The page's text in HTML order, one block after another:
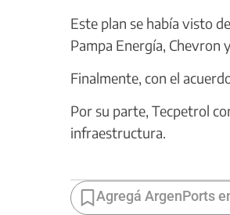
Este plan se había visto
Pampa Energía, Chevron
Finalmente, con el
Por su parte, Tecpetrol
infraestructura.
Agregá ArgenPorts